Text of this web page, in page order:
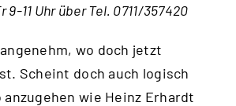
9-11 Uhr über Tel. 0711/357420
wo doch jetzt
Scheint doch auch logisch
anzugehen wie Heinz Erhardt